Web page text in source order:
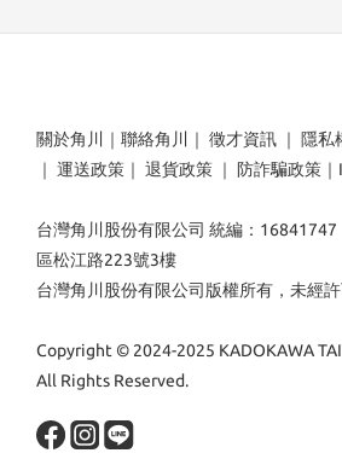
關於角川 ｜ 聯絡角川 ｜ 徵才資訊 ｜ 隱私
｜ 運送政策 ｜ 退貨政策 ｜ 防詐騙政策 ｜
台灣角川股份有限公司 統編：16841747
區松江路223號3樓
台灣角川股份有限公司版權所有，未經
Copyright © 2024-2025 KADOKAWA
All Rights Reserved.